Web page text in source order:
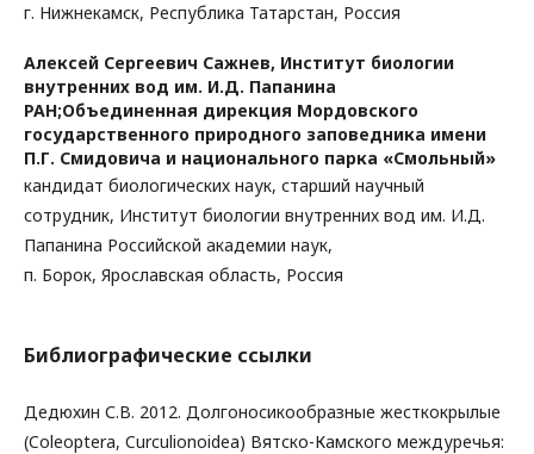
г. Нижнекамск, Республика Татарстан, Россия
Алексей Сергеевич Сажнев, Институт биологии
внутренних вод им. И.Д. Папанина
РАН;Объединенная дирекция Мордовского
государственного природного заповедника имени
П.Г. Смидовича и национального парка «Смольный»
кандидат биологических наук, старший научный
сотрудник, Институт биологии внутренних вод им. И.Д.
Папанина Российской академии наук,
п. Борок, Ярославская область, Россия
Библиографические ссылки
Дедюхин С.В. 2012. Долгоносикообразные жесткокрылые
(Coleoptera, Curculionoidea) Вятско-Камского междуречья: